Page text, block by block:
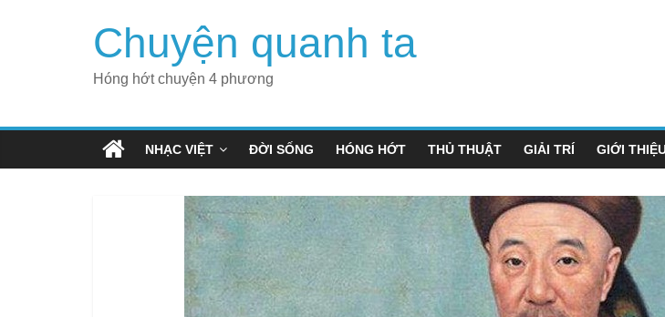
Chuyện quanh ta
Hóng hớt chuyện 4 phương
NHẠC VIỆT ĐỜI SỐNG HÓNG HỚT THỦ THUẬT GIẢI TRÍ GIỚI